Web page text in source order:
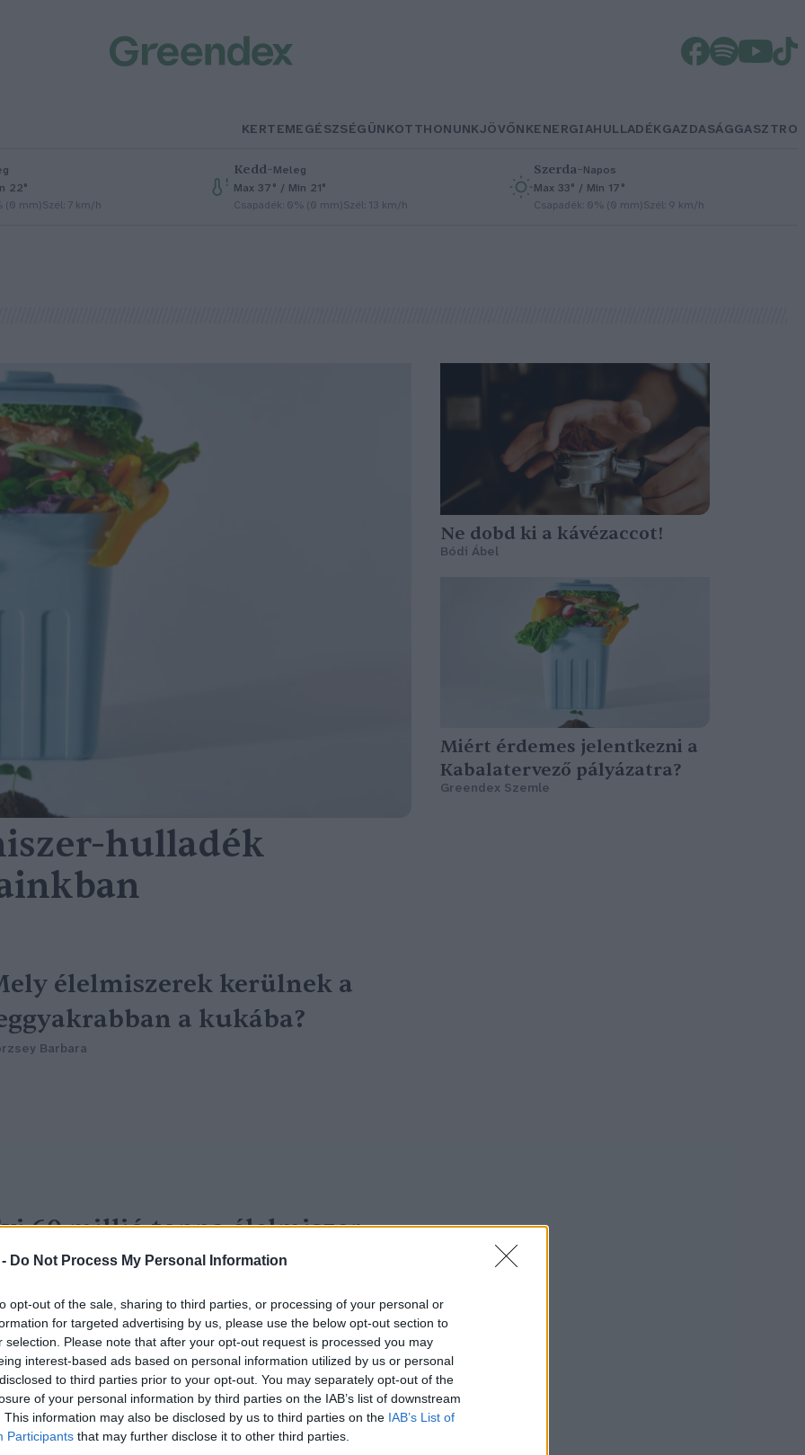
Do Not Process My Personal Information
opt-out of the sale, sharing to third parties, or processing of your personal or
for targeted advertising by us, please use the below opt-out section to
selection. Please note that after your opt-out request is processed you may
interest-based ads based on personal information utilized by us or personal
to third parties prior to your opt-out. You may separately opt-out of the
of your personal information by third parties on the IAB’s list of downstream
This information may also be disclosed by us to third parties on the IAB’s List of
Participants that may further disclose it to other third parties.
KERTEMEGÉSZSÉGÜNKOTTHONUNKJÖVŐNKENERGIAHULLADÉKGAZDASÁGGASZTRO
22°
(0 mm)Szél: 7 km/h
Kedd–Meleg
Max 37° / Min 21°
Csapadék: 0% (0 mm)Szél: 13 km/h
Szerda–Napos
Max 33° / Min 17°
Csapadék: 0% (0 mm)Szél: 9 km/h
hulladék
Ne dobd ki a kávézaccot!
Bódi Ábel
Miért érdemes jelentkezni a
Kabalatervező pályázatra?
Greendex Szemle
élelmiszerek kerülnek a
a kukába?
Barbara
60 millió tonna élelmiszer
a kukába Európában